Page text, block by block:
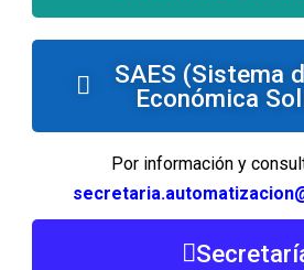
SAES (Sistema
Económica
Por información y